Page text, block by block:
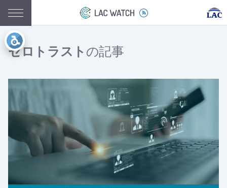
ゼロトラスト の記事